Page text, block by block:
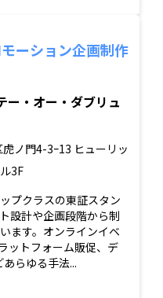
ーション企画制作
ー・オー・ダブリュ
虎ノ門4-3ｰ13 ヒューリッ
3F
プクラスの東証スタン
設計や企画段階から制
ます。オンラインイベ
ットフォーム販促、デ
らゆる手法...